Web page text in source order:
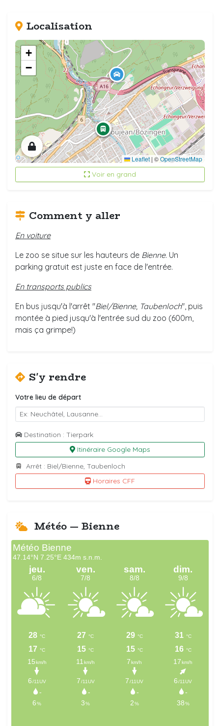
Localisation
+
−
Leaflet | ©OpenStreetMap
Voir en grand
Comment y aller
En voiture
Le zoo se situe sur les hauteurs de Bienne. Un
parking gratuit est juste en face de l'entrée.
En transports publics
En bus jusqu'à l'arrêt "Biel/Bienne, Taubenloch", puis
montée à pied jusqu'à l'entrée sud du zoo (600m,
mais ça grimpe!)
S'y rendre
Votre lieu de départ
Destination : Tierpark
Itinéraire Google Maps
Arrêt : Biel/Bienne, Taubenloch
Horaires CFF
Météo — Bienne